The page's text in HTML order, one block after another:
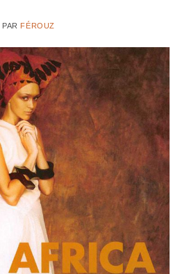
PAR FÉROUZ